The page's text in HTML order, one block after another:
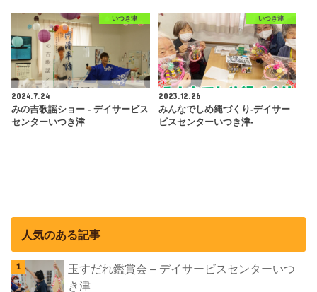
いつき津
2024.7.24
みの吉歌謡ショー - デイサービス
センターいつき津
いつき津
2023.12.26
みんなでしめ縄づくり-デイサー
ビスセンターいつき津-
人気のある記事
玉すだれ鑑賞会 – デイサービスセンターいつ
き津